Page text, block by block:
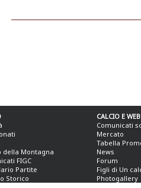
della Montagna
FIGC
Partite
Storico
CALCIO E WEB
Comunicati
Mercato
Tabella
News
Forum
Figli di Un
Photogallery